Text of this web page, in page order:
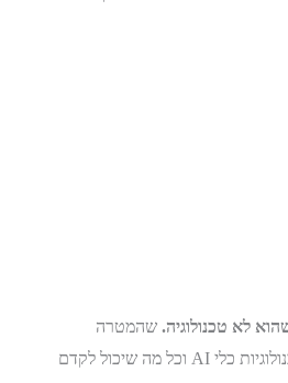
לא טכנולוגיה.שהמטרה
העיקרית היא לשתף את הכלל בצורת התקשרות שתייצר זרימה ונהלי התקשרות חיוביים שמקדמים את הפרויקט תוך שימוש בטכנולוגיות כלי AI וכל מה שיכול לקדם